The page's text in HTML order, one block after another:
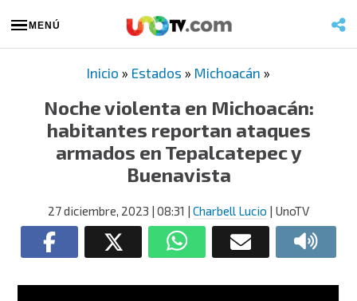
MENÚ
Inicio » Estados » Michoacán »
Noche violenta en Michoacán:
habitantes reportan ataques
armados en Tepalcatepec y
Buenavista
27 diciembre, 2023 | 08:31 | Charbell Lucio | UnoTV